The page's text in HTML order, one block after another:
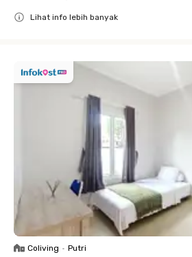
Lihat info lebih banyak
Coliving • Putri